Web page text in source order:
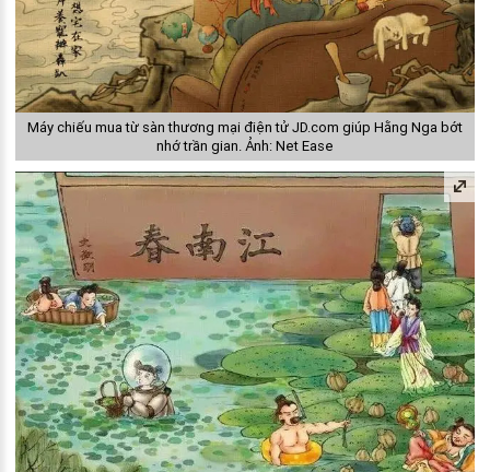
Máy chiếu mua từ sàn thương mại điện tử JD.com giúp Hằng Nga bớt
nhớ trần gian. Ảnh: Net Ease